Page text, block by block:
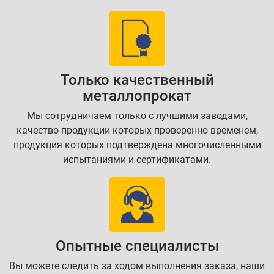
Только качественный
металлопрокат
Мы сотрудничаем только с лучшими заводами,
качество продукции которых проверенно временем,
продукция которых подтверждена многочисленными
испытаниями и сертификатами.
Опытные специалисты
Вы можете следить за ходом выполнения заказа, наши